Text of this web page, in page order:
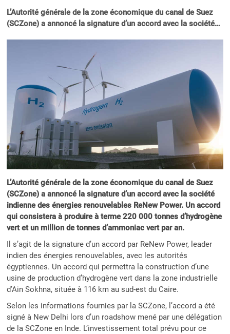
L’Autorité générale de la zone économique du canal de Suez
(SCZone) a annoncé la signature d’un accord avec la société…
L’Autorité générale de la zone économique du canal de Suez
(SCZone) a annoncé la signature d’un accord avec la société
indienne des énergies renouvelables ReNew Power. Un accord
qui consistera à produire à terme 220 000 tonnes d’hydrogène
vert et un million de tonnes d’ammoniac vert par an.
Il s’agit de la signature d’un accord par ReNew Power, leader
indien des énergies renouvelables, avec les autorités
égyptiennes. Un accord qui permettra la construction d’une
usine de production d’hydrogène vert dans la zone industrielle
d’Ain Sokhna, située à 116 km au sud-est du Caire.
Selon les informations fournies par la SCZone, l’accord a été
signé à New Delhi lors d’un roadshow mené par une délégation
de la SCZone en Inde. L’investissement total prévu pour ce